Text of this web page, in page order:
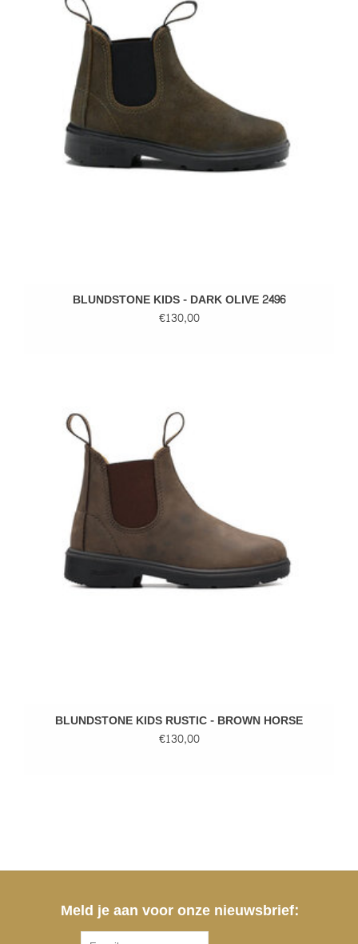
BLUNDSTONE KIDS - DARK OLIVE 2496
€130,00
BLUNDSTONE KIDS RUSTIC - BROWN HORSE
€130,00
Meld je aan voor onze nieuwsbrief: